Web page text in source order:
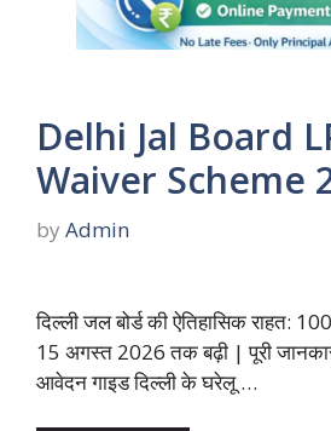
Delhi Jal Board
Waiver Scheme
by Admin
दिल्ली जल बोर्ड की ऐतिहासिक राहत:
15 अगस्त 2026 तक बढ़ी | पूरी
आवेदन गाइड दिल्ली के घरेलू …